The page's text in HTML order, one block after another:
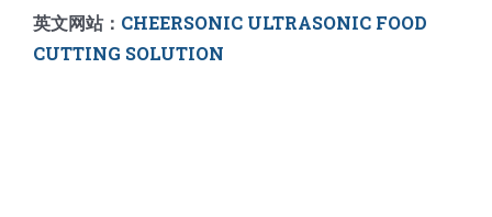
英文网站： CHEERSONIC ULTRASONIC FOOD
CUTTING SOLUTION